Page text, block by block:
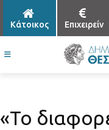
Κάτοικος Επιχειρείν
«Το